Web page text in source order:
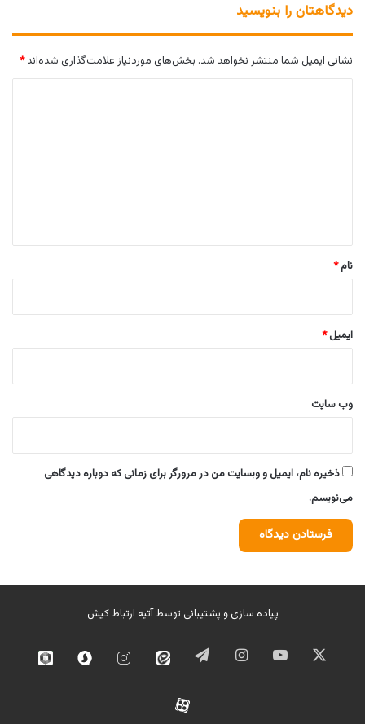
دیدگاهتان را بنویسید
نشانی ایمیل شما منتشر نخواهد شد. بخش‌های موردنیاز علامت‌گذاری شده‌اند*
نام*
ایمیل*
وب‌ سایت
ذخیره نام، ایمیل و وبسایت من در مرورگر برای زمانی که دوباره دیدگاهی
می‌نویسم.
پیاده سازی و پشتیبانی توسطآتیه ارتباط کیش
ایکس یوتیوب اینستاگرامتلگرام ایتا
اینستاگرامسروش